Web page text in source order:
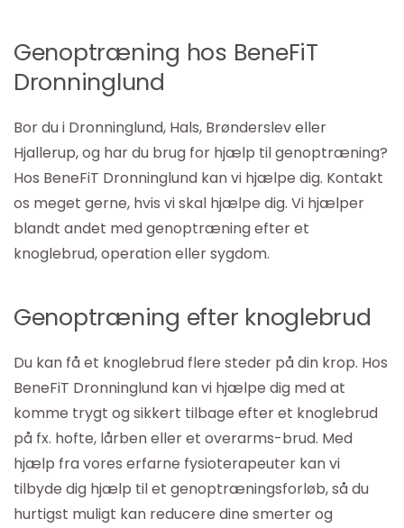
Genoptræning hos BeneFiT
Dronninglund
Bor du i Dronninglund, Hals, Brønderslev eller
Hjallerup, og har du brug for hjælp til genoptræning?
Hos BeneFiT Dronninglund kan vi hjælpe dig. Kontakt
os meget gerne, hvis vi skal hjælpe dig. Vi hjælper
blandt andet med genoptræning efter et
knoglebrud, operation eller sygdom.
Genoptræning efter knoglebrud
Du kan få et knoglebrud flere steder på din krop. Hos
BeneFiT Dronninglund kan vi hjælpe dig med at
komme trygt og sikkert tilbage efter et knoglebrud
på fx. hofte, lårben eller et overarms-brud. Med
hjælp fra vores erfarne fysioterapeuter kan vi
tilbyde dig hjælp til et genoptræningsforløb, så du
hurtigst muligt kan reducere dine smerter og